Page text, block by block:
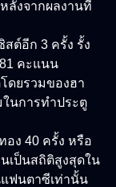
ลังจากผลงานที่
สต์อีก 3 ครั้ง รั้ง
คะแนน
ดยรวมของฮา
นการทำประตู
อง 40 ครั้ง หรือ
เป็นสถิติสูงสุดใน
แฟนตาซีเท่านั้น